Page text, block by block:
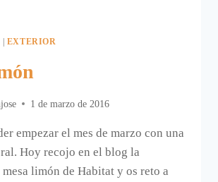
EXTERIOR
1 de marzo de 2016
empezar el mes de marzo con una
Hoy recojo en el blog la
limón de Habitat y os reto a